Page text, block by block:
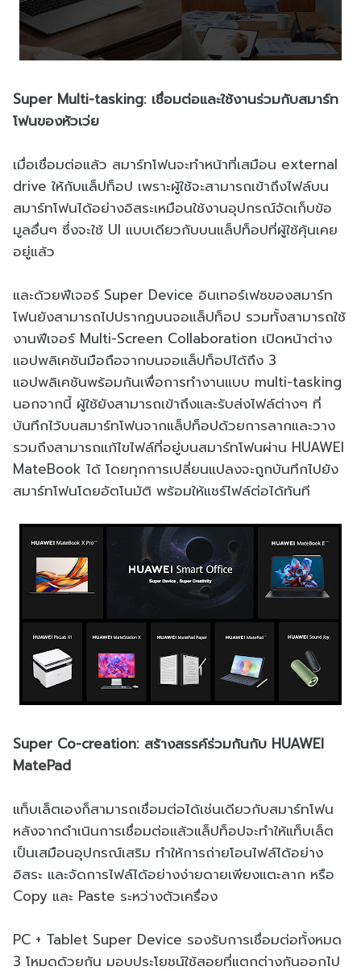
Super Multi-tasking: เชื่อมต่อและใช้งานร่วมกับสมาร์ท
โฟนของหัวเว่ย
เมื่อเชื่อมต่อแล้ว สมาร์ทโฟนจะทำหน้าที่เสมือน external
drive ให้กับแล็ปท็อป เพราะผู้ใช้จะสามารถเข้าถึงไฟล์บน
สมาร์ทโฟนได้อย่างอิสระเหมือนใช้งานอุปกรณ์จัดเก็บข้อ
มูลอื่นๆ ซึ่งจะใช้ UI แบบเดียวกับบนแล็ปท็อปที่ผู้ใช้คุ้นเคย
อยู่แล้ว
และด้วยฟีเจอร์ Super Device อินเทอร์เฟซของสมาร์ท
โฟนยังสามารถไปปรากฏบนจอแล็ปท็อป รวมทั้งสามารถใช้
งานฟีเจอร์ Multi-Screen Collaboration เปิดหน้าต่าง
แอปพลิเคชันมือถือจากบนจอแล็ปท็อปได้ถึง 3
แอปพลิเคชันพร้อมกันเพื่อการทำงานแบบ multi-tasking
นอกจากนี้ ผู้ใช้ยังสามารถเข้าถึงและรับส่งไฟล์ต่างๆ ที่
บันทึกไว้บนสมาร์ทโฟนจากแล็ปท็อปด้วยการลากและวาง
รวมถึงสามารถแก้ไขไฟล์ที่อยู่บนสมาร์ทโฟนผ่าน HUAWEI
MateBook ได้ โดยทุกการเปลี่ยนแปลงจะถูกบันทึกไปยัง
สมาร์ทโฟนโดยอัตโนมัติ พร้อมให้แชร์ไฟล์ต่อได้ทันที
Super Co-creation: สร้างสรรค์ร่วมกันกับ HUAWEI
MatePad
แท็บเล็ตเองก็สามารถเชื่อมต่อได้เช่นเดียวกับสมาร์ทโฟน
หลังจากดำเนินการเชื่อมต่อแล้วแล็ปท็อปจะทำให้แท็บเล็ต
เป็นเสมือนอุปกรณ์เสริม ทำให้การถ่ายโอนไฟล์ได้อย่าง
อิสระ และจัดการไฟล์ได้อย่างง่ายดายเพียงแตะลาก หรือ
Copy และ Paste ระหว่างตัวเครื่อง
PC + Tablet Super Device รองรับการเชื่อมต่อทั้งหมด
3 โหมดด้วยกัน มอบประโยชน์ใช้สอยที่แตกต่างกันออกไป